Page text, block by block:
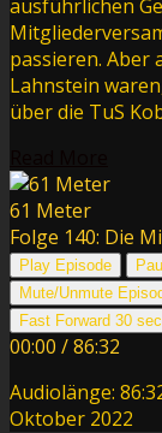
ausführlichen
passieren. Aber
Lahnstein
über die TuS
61 Meter
Folge 140: Die
Play Episode
Mute/Unmute
Fast Forward 30
00:00 /86:32
Audiolänge:
Oktober 2022